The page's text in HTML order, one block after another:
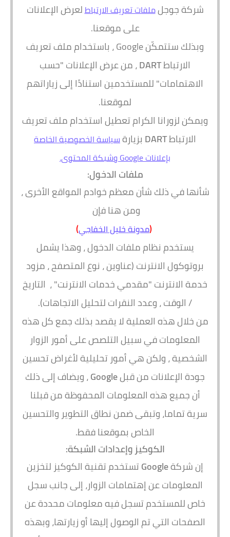
شركة جوجلملفات تعريف الارتباطلعرض الإعلانات
على موقعنا.
وبذلك ستتمكّن Google ، باستخدام ملف تعريف
الارتباطDART، من عرض الإعلانات "حسب
الاهتمامات" للمستخدمين استنادًا إلى زياراتهم
لموقعنا.
ويمكن لزورانا الكرام تعطيل استخدام ملف تعريف
الارتباطDART بزيارةسياسة الخصوصية الخاصة
بإعلانات Google وشبكة المحتوى.
ملفات الدخول:
شأنها في ذلك شأن معظم خوادم المواقع الأخرى ،
ومن هنا فإن
(مدونة خليل الخفاجي)
يستخدم نظام ملفات الدخول ، وهذا يشمل
بروتوكول الانترنت (عناوين ، نوع المتصفح ، مزود
خدمة الانترنت "مقدمي خدمات الانترنت" ، التاريخ
/ الوقت ، وعدد النقرات لتحليل الاتجاهات).
من خلال هذه العملية لا يقصد بذلك جمع كل هذه
المعلومات في سبيل التلصص على أمور الزوار
الشخصية ، ولكن هي أمور تحليلية لأغراض تحسين
جودة الإعلانات من قبلGoogle، ويضاف إلى ذلك
أن جميع هذه المعلومات المحفوظة من قبلنا
سرية تماما، وتبقى ضمن نطاق التطوير والتحسين
الخاص بموقعنا فقط.
الكوكيز وإعدادات الشبكة:
إن شركةGoogleتستخدم تقنية الكوكيز لتخزين
المعلومات عن إهتمامات الزوار، إلى جانب سجل
خاص للمستخدم تسجل فيه معلومات محددة عن
الصفحات التي تم الوصول إليها أو زيارتها، وبهذه